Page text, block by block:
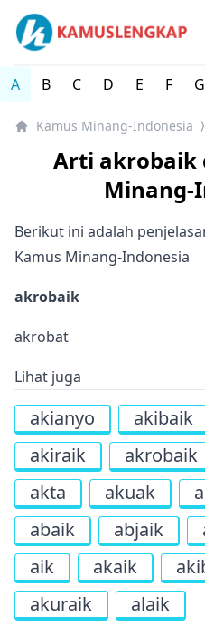
Kamus Lengkap Minang-
A B C D E F G
Kamus Minang-Indonesia ⟩
Arti akrobaik
Minang-
Berikut ini adalah
Kamus Minang-Indonesia
akrobaik
akrobat
Lihat juga
akianyo akibaik
akiraik
akrobaik
akta
akuak
abaik
abjaik
aik
akaik
akuraik
alaik